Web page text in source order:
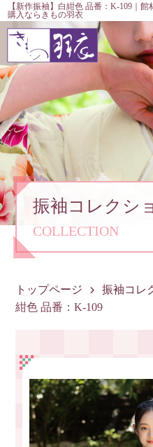
【新作振袖】白紺色 品番：K-109｜
購入ならきもの羽衣
振袖コレクシ
COLLECTION
トップページ 振袖コレ
紺色 品番：K-109